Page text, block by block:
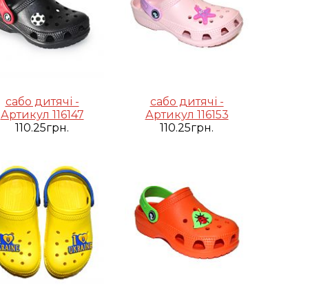
сабо дитячі -
Артикул 116147
110.25грн.
сабо дитячі -
Артикул 116153
110.25грн.